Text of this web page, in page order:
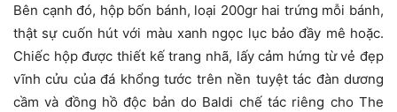
Bên cạnh đó, hộp bốn bánh, loại 200gr hai trứng mỗi bánh,
thật sự cuốn hút với màu xanh ngọc lục bảo đầy mê hoặc.
Chiếc hộp được thiết kế trang nhã, lấy cảm hứng từ vẻ đẹp
vĩnh cửu của đá khổng tước trên nền tuyệt tác đàn dương
cầm và đồng hồ độc bản do Baldi chế tác riêng cho The